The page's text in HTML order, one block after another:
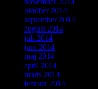
oktober 2014
september 2014
august 2014
juli 2014
juni 2014
maj 2014
april 2014
marts 2014
februar 2014